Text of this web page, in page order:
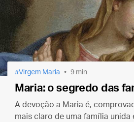
Virgem Maria 9 min
Maria: o segredo das
A devoção a Maria é,
mais claro de uma família unida